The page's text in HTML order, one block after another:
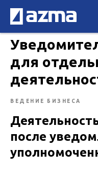
для
ВЕДЕНИЕ БИЗНЕСА
после